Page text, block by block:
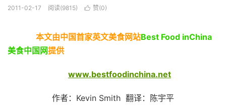
2011-02-17 阅读(9815)  赞(0)
本文由中国首家英文美食网站Best Food inChina
美食中国网提供
www.bestfoodinchina.net
作者：Kevin Smith 翻译：陈宇平